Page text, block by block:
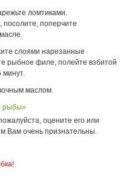
ломтиками.
поперчите
слоями нарезанные
рыбное филе, полейте взбитой
минут.
маслом.
рыбы»
оцените его или
Вам очень признательны.